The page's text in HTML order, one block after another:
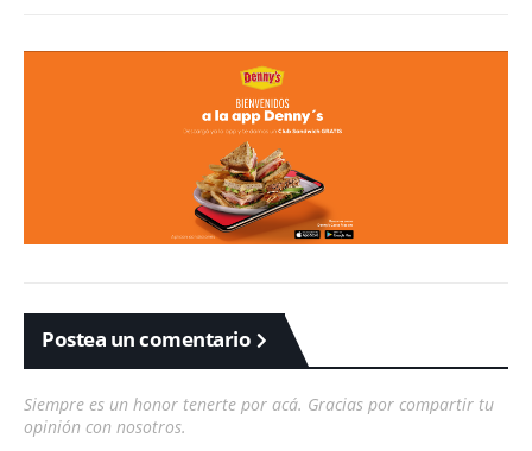
Postea un comentario
Siempre es un honor tenerte por acá. Gracias por compartir tu
opinión con nosotros.